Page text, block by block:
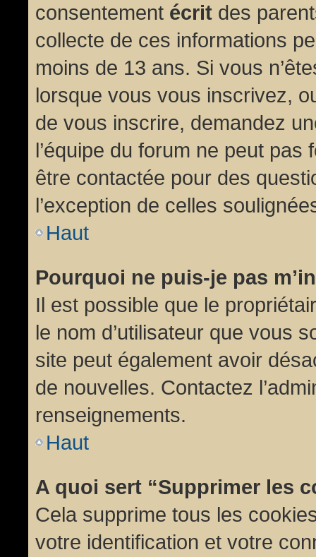
consentement écrit des
collecte de ces informations
moins de 13 ans. Si vous
lorsque vous vous inscrivez,
de vous inscrire, demandez
l’équipe du forum ne peut
être contactée pour des
l’exception de celles
Haut
Pourquoi ne puis-je pas
Il est possible que le
le nom d’utilisateur que vous
site peut également avoir
de nouvelles. Contactez
renseignements.
Haut
A quoi sert “Supprimer les
Cela supprime tous les
votre identification et votre